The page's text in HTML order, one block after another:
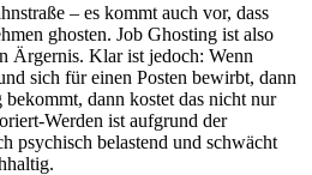
– es kommt auch vor, dass
ghosten. Job Ghosting ist also
Ärgernis. Klar ist jedoch: Wenn
sich für einen Posten bewirbt, dann
dann kostet das nicht nur
Werden ist aufgrund der
psychisch belastend und schwächt